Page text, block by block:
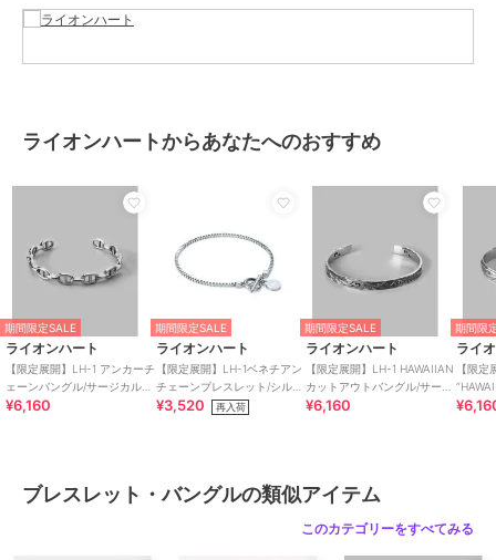
も◎
●金属アレルギーが起こりにくい
・医療用器具にも使用されるサージカルステンレスは、肌に優しくア
レルギー反応を起こしにくい素材。
●錆びにくく、変色しにくい
・水や汗に強く、長期間美しい状態を保ちます。お風呂や海水浴でも
●お手入れが簡単
・汚れが付きにくく、軽く拭くだけで清潔に保てます。特別なお手入
れは不要。
●高級感のある輝き
・ホワイトゴールドのような上品な光沢があり、シンプルながらも高
す。
ライオンハートからあなたへのおすすめ
期間限定SALE
ライオンハート
【限定展開】LH-1 アンカーチ
ェーンバングル/サージカルス
テンレス 金属アレルギー対応
¥6,160
期間限定SALE
ライオンハート
【限定展開】LH-1ベネチアン
チェーンブレスレット/シルバ
ー/Mサイズ/ステンレス金属ア
¥3,520 再入荷
期間限定SALE
ライオンハート
【限定展開】LH-1 HAWAIIAN
カットアウトバングル/サージ
カルステンレス 金属アレルギ
¥6,160
期間限
ライ
【限
ル/サー
ブレスレット・バングルの類似アイテム
このカテゴリーをすべてみる